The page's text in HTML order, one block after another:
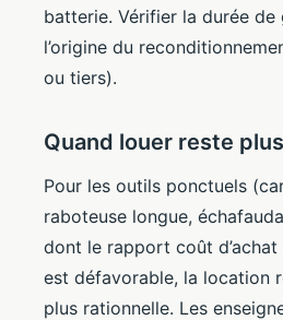
batterie. Vérifier la durée
l’origine du
ou tiers).
Quand louer reste
Pour les outils ponctuels
raboteuse longue,
dont le rapport coût d’achat
est défavorable, la location
plus rationnelle. Les